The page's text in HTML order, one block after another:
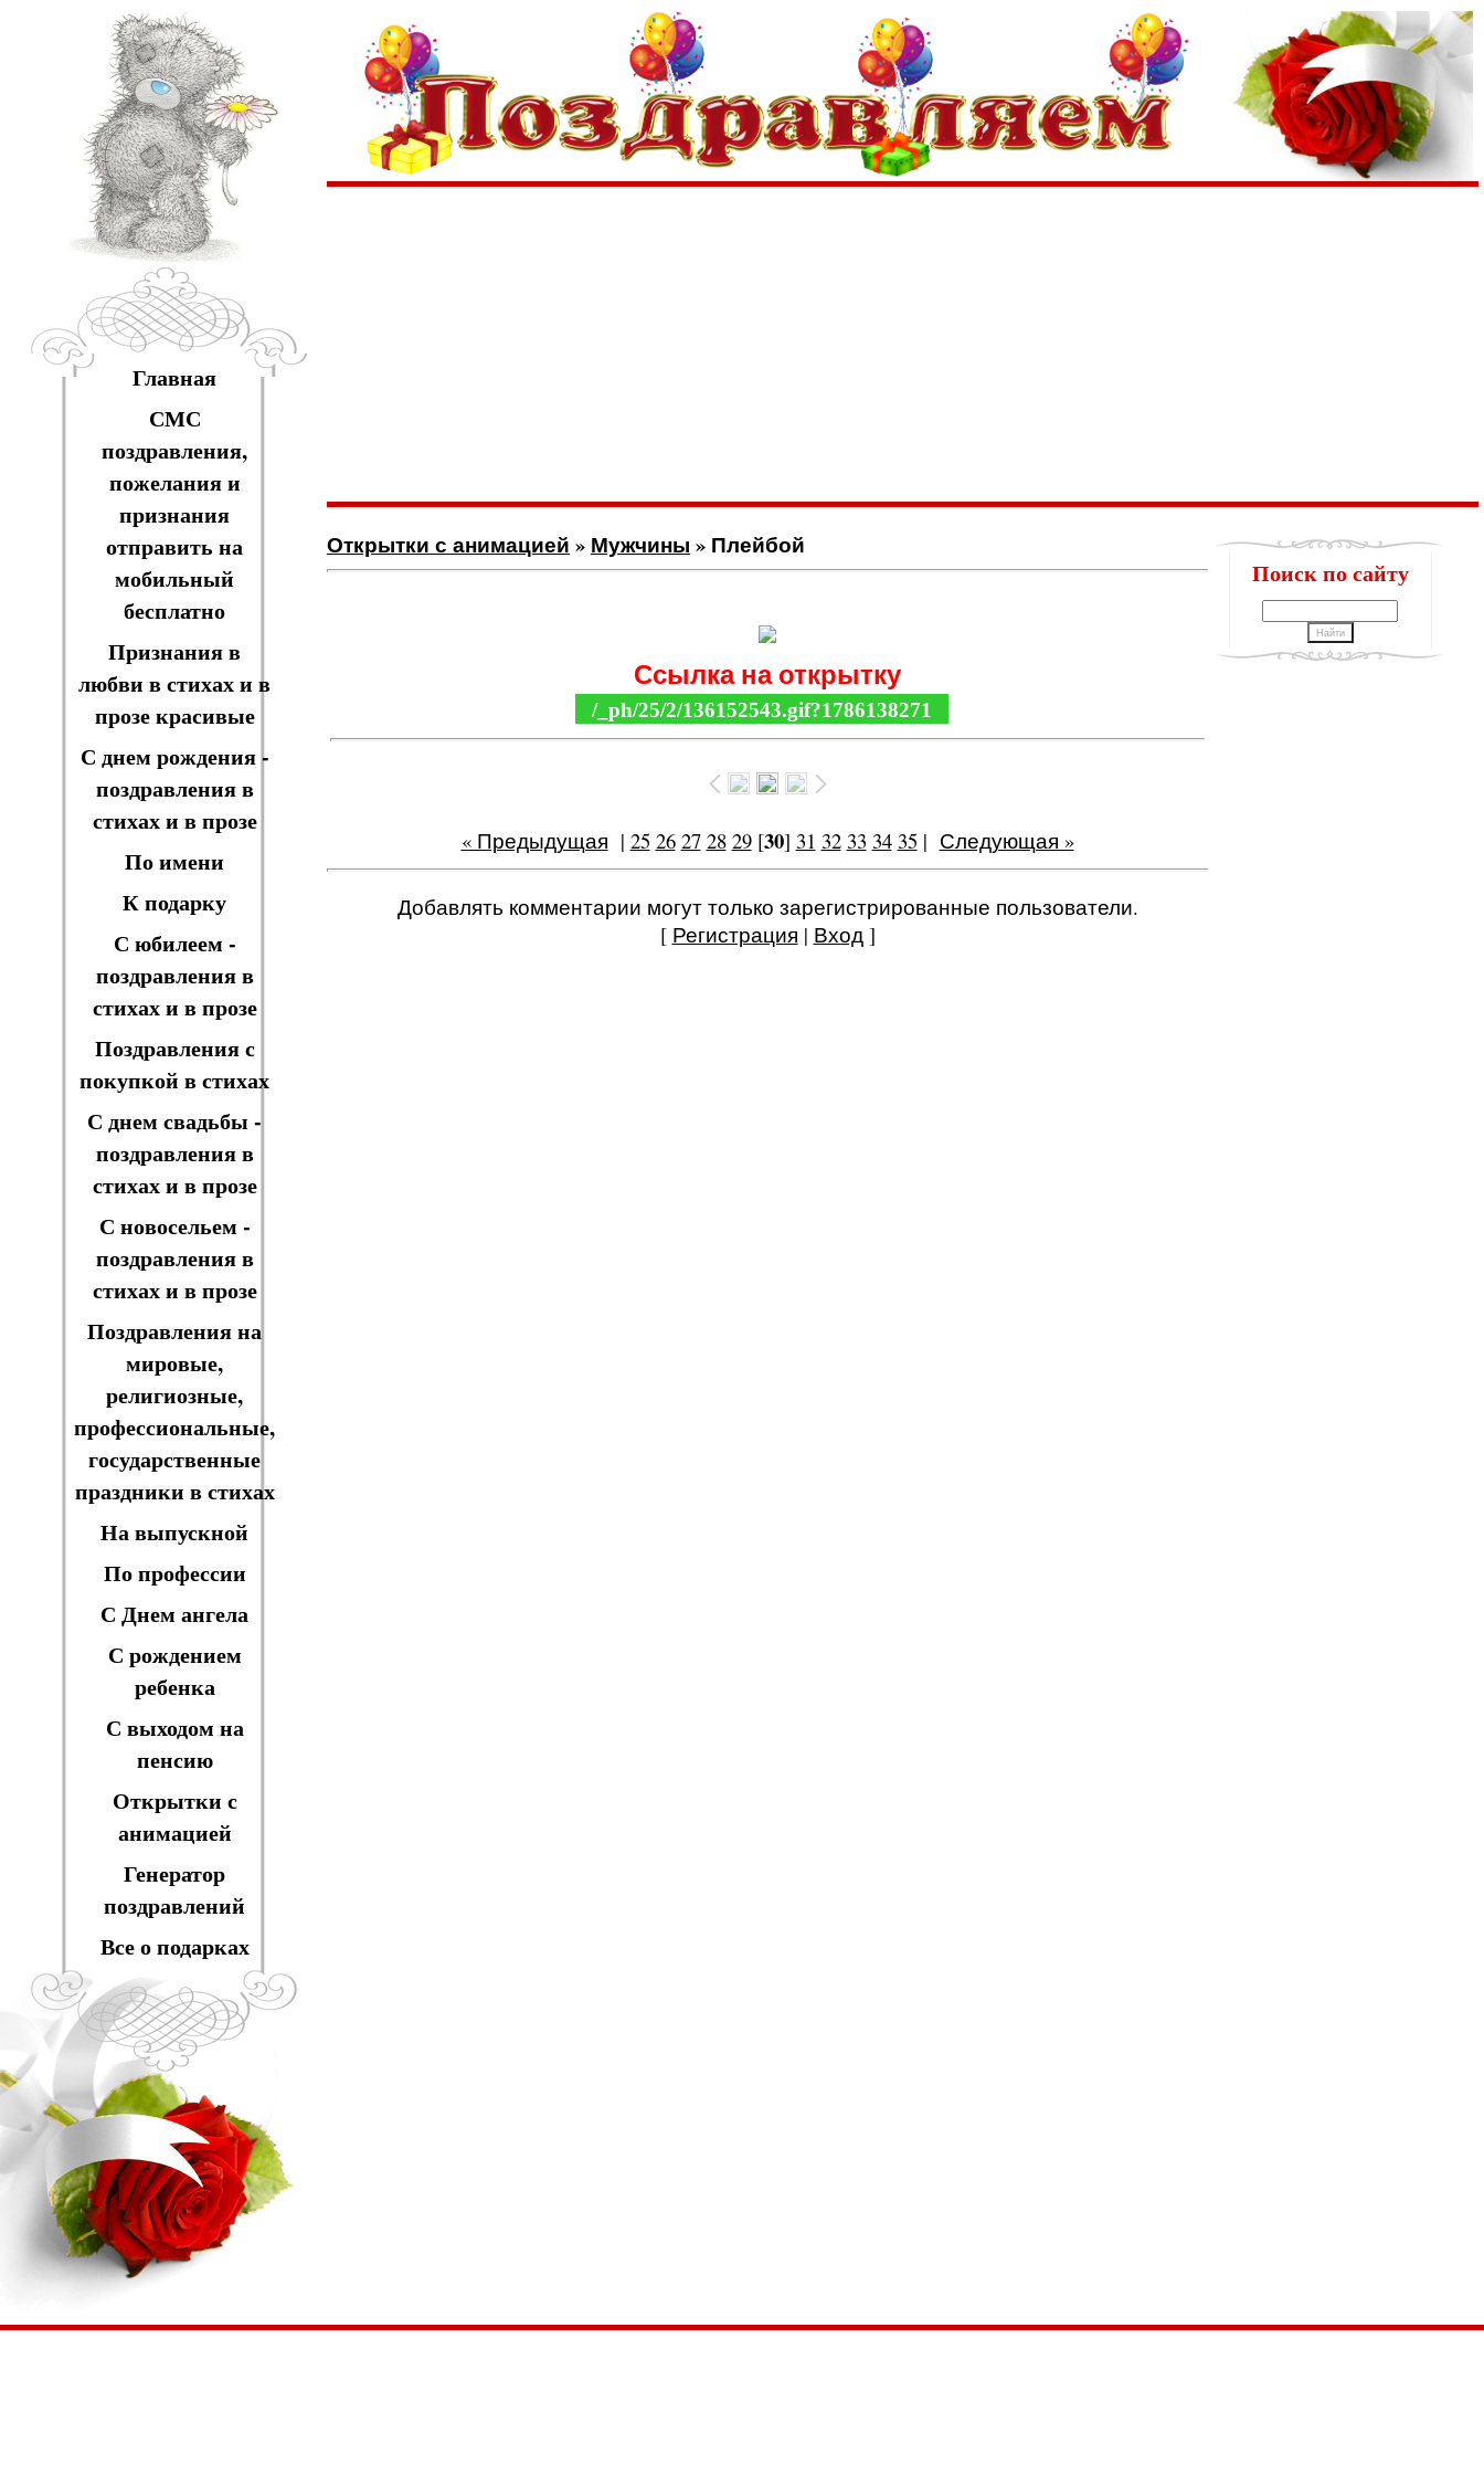
Главная
СМС
поздравления,
пожелания и
признания
отправить на
мобильный
бесплатно
Признания в
любви в стихах и в
прозе красивые
С днем рождения -
поздравления в
стихах и в прозе
По имени
К подарку
С юбилеем -
поздравления в
стихах и в прозе
Поздравления с
покупкой в стихах
С днем свадьбы -
поздравления в
стихах и в прозе
С новосельем -
поздравления в
стихах и в прозе
Поздравления на
мировые,
религиозные,
профессиональные,
государственные
праздники в стихах
На выпускной
По профессии
С Днем ангела
С рождением
ребенка
С выходом на
пенсию
Открытки с
анимацией
Генератор
поздравлений
Все о подарках
Открытки с анимацией » Мужчины » Плейбой
Ссылка на открытку
/_ph/25/2/136152543.gif?1786138271
« Предыдущая | 25 26 27 28 29[30] 31 32 33 34 35 | Следующая »
Добавлять комментарии могут только зарегистрированные пользователи.
[ Регистрация | Вход]
Поиск по сайту